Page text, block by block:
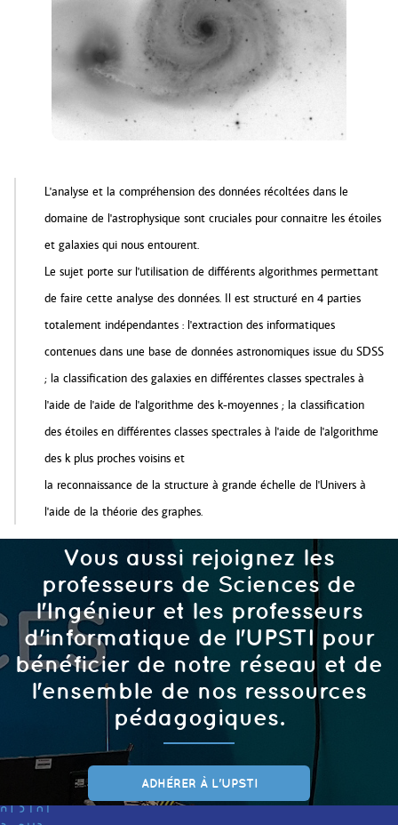
L'analyse et la compréhension des données récoltées dans le
domaine de l'astrophysique sont cruciales pour connaitre les étoiles
et galaxies qui nous entourent.
Le sujet porte sur l'utilisation de différents algorithmes permettant
de faire cette analyse des données. Il est structuré en 4 parties
totalement indépendantes : l'extraction des informatiques
contenues dans une base de données astronomiques issue du SDSS
; la classification des galaxies en différentes classes spectrales à
l'aide de l'aide de l'algorithme des k-moyennes ; la classification
des étoiles en différentes classes spectrales à l'aide de l'algorithme
des k plus proches voisins et
la reconnaissance de la structure à grande échelle de l'Univers à
l'aide de la théorie des graphes.
Vous aussi rejoignez les
professeurs de Sciences de
l'Ingénieur et les professeurs
d'informatique de l'UPSTI pour
bénéficier de notre réseau et de
l'ensemble de nos ressources
pédagogiques.
ADHÉRER À L'UPSTI